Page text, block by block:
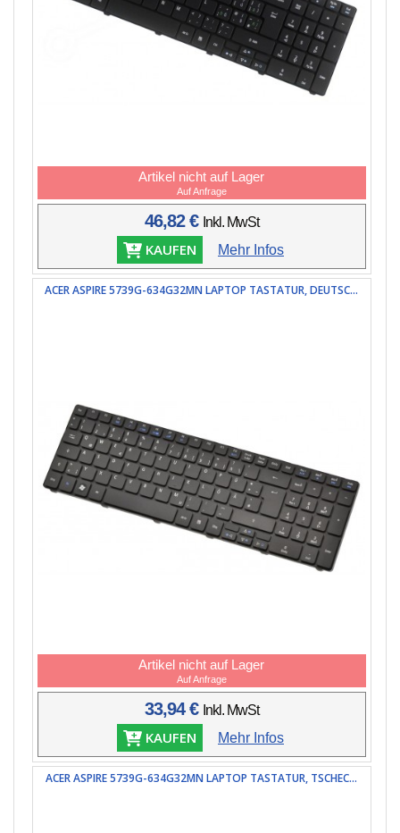
Artikel nicht auf Lager
Auf Anfrage
46,82 € Inkl. MwSt
KAUFEN Mehr Infos
ACER ASPIRE 5739G-634G32MN LAPTOP TASTATUR, DEUTSC...
Artikel nicht auf Lager
Auf Anfrage
33,94 € Inkl. MwSt
KAUFEN Mehr Infos
ACER ASPIRE 5739G-634G32MN LAPTOP TASTATUR, TSCHEC...